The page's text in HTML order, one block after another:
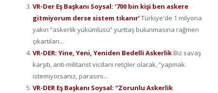
VR-Der Eş Başkanı Soysal: ‘700 bin kişi ben askere
gitmiyorum derse sistem tıkanır’Türkiye'de 1 milyona
yakın “askerlik yükümlüsü” yurttaş bulunmasına rağmen
çıkartılan...
VR-DER: Yine, Yeni, Yeniden Bedelli Askerlik Biz savaş
karşıtı, anti-militarist vicdani retçiler olarak, “yapmak
istemiyorsanız, parasını...
VR-DER Eş Başkanı Soysal: “Zorunlu Askerlik